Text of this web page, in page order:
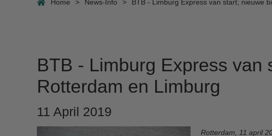
Home > News-Info > BTB - Limburg Express van start; nieuwe
BTB - Limburg Express
Rotterdam en Limburg
11 April 2019
Rotterdam, 11 april